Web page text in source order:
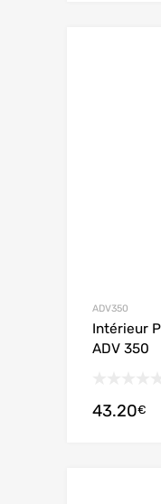
ADV350
Intérieur
ADV 350
43.20€